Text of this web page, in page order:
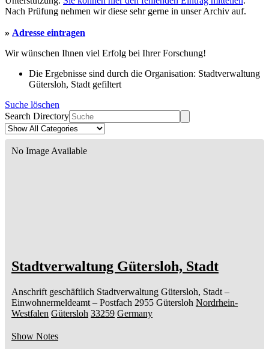
Nach Prüfung nehmen wir diese sehr gerne in unser Archiv auf.
» Adresse eintragen
Wir wünschen Ihnen viel Erfolg bei Ihrer Forschung!
Die Ergebnisse sind durch die Organisation: Stadtverwaltung
Gütersloh, Stadt gefiltert
Suche löschen
Search Directory
No Image Available
Stadtverwaltung Gütersloh, Stadt
Anschrift geschäftlich Stadtverwaltung Gütersloh, Stadt –
Einwohnermeldeamt – Postfach 2955 Gütersloh Nordrhein-
Westfalen Gütersloh 33259 Germany
Show Notes